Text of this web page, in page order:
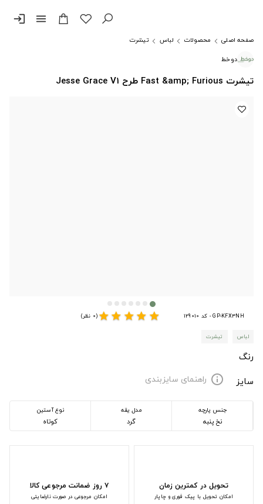
menu
login
صفحه اصلی محصولات لباس
تیشرت
دوخط
تیشرت Fast &amp; Furious طرح Jesse Grace V1
GP-KFX3NH - کد 129010 star
star
star
star
star(0 نظر)
لباس تیشرت
رنگ
سایز
info راهنمای سایزبندی
جنس پارچه
نخ پنبه
مدل یقه
گرد
نوع آستین
کوتاه
تحویل در کمترین زمان
امکان تحویل با پیک فوری و چاپار
۷ روز ضمانت مرجوعی کالا
امکان مرجوعی در صورت نارضایتی